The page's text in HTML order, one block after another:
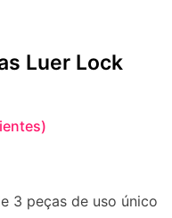
Luer Lock
3 peças de uso único